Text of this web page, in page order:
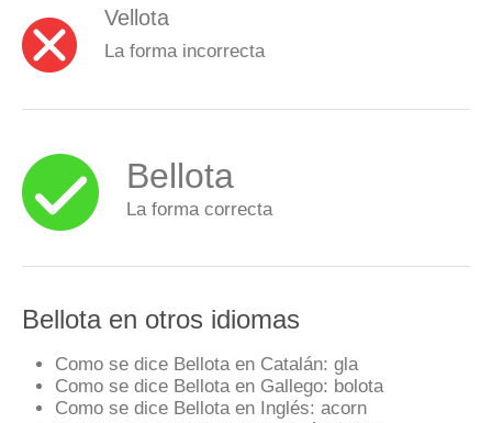
Vellota
La forma incorrecta
Bellota
La forma correcta
Bellota en otros idiomas
Como se dice Bellota en Catalán: gla
Como se dice Bellota en Gallego: bolota
Como se dice Bellota en Inglés: acorn